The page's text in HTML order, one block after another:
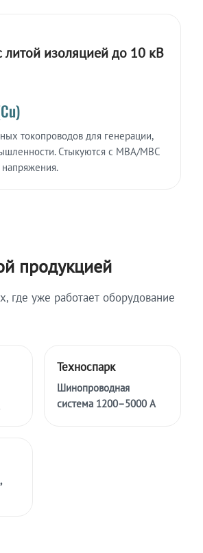
литой изоляцией до 10 кВ
токопроводов для генерации,
Стыкуются с МВА/МВС
напряжения.
продукцией
где уже работает оборудование
Техноспарк
Шинопроводная
система 1200–5000 А